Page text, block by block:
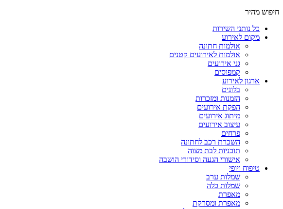
חיפוש מהיר
כל נותני השירות
מקום לאירוע
אולמות חתונה
אולמות לאירועים קטנים
גני אירועים
קמפוסים
ארגון לאירוע
בלונים
הזמנות ומזכרות
הפקת אירועים
מיתוג אירועים
עיצוב אירועים
פרחים
השכרת רכב לחתונה
תוכניות לבת מצוה
אישורי הגעה וסידורי הושבה
טיפוח ויופי
שמלות ערב
שמלות כלה
מאפרת
מאפרת ומסרקת